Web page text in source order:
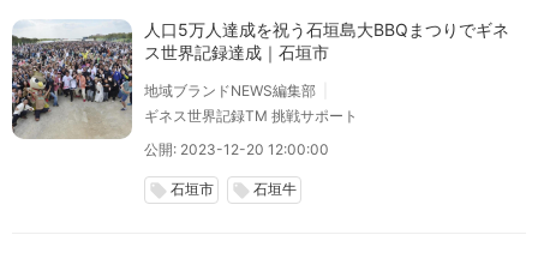
人口5万人達成を祝う石垣島大BBQまつりでギネ
ス世界記録達成｜石垣市
地域ブランドNEWS編集部
ギネス世界記録TM 挑戦サポート
公開: 2023-12-20 12:00:00
local_offer 石垣市 local_offer 石垣牛